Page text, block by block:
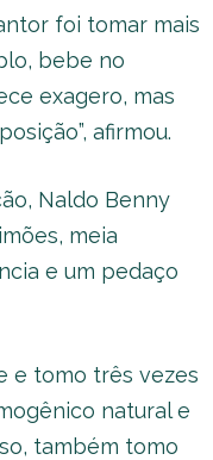
foi tomar mais
bebe no
exagero, mas
afirmou.
Naldo Benny
meia
e um pedaço
e tomo três vezes
natural e
também tomo